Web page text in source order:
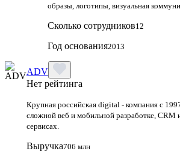
образы, логотипы, визуальная
Сколько сотрудников12
Год основания2013
ADV
Нет рейтинга
Крупная российская digital - компания с
сложной веб и мобильной разработке, CRM
сервисах.
Выручка706 млн